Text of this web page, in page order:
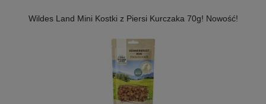
Wildes Land Mini Kostki z Piersi Kurczaka 70g! Nowość!